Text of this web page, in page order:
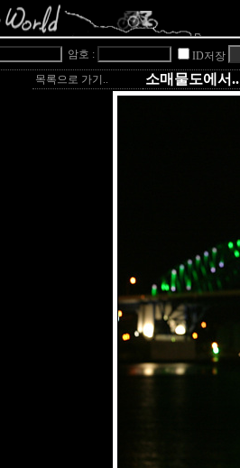
암호 : ID저장
목록으로 가기.. 소매물도에서..